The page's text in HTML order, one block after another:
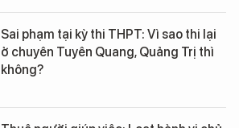
Sai phạm tại kỳ thi THPT: Vì sao thi lại
ở chuyên Tuyên Quang, Quảng Trị thì
không?